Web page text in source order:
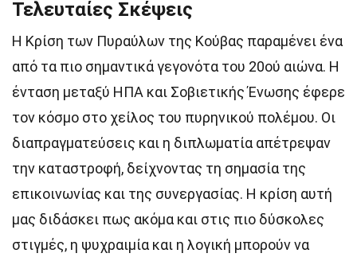
Τελευταίες Σκέψεις
Η Κρίση των Πυραύλων της Κούβας παραμένει ένα
από τα πιο σημαντικά γεγονότα του 20ού αιώνα. Η
ένταση μεταξύ ΗΠΑ και Σοβιετικής Ένωσης έφερε
τον κόσμο στο χείλος του πυρηνικού πολέμου. Οι
διαπραγματεύσεις και η διπλωματία απέτρεψαν
την καταστροφή, δείχνοντας τη σημασία της
επικοινωνίας και της συνεργασίας. Η κρίση αυτή
μας διδάσκει πως ακόμα και στις πιο δύσκολες
στιγμές, η ψυχραιμία και η λογική μπορούν να